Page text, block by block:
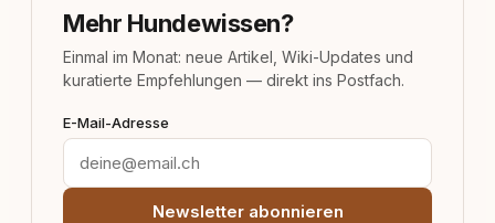
Mehr Hundewissen?
Einmal im Monat: neue Artikel, Wiki-Updates und
kuratierte Empfehlungen — direkt ins Postfach.
E-Mail-Adresse
Newsletter abonnieren